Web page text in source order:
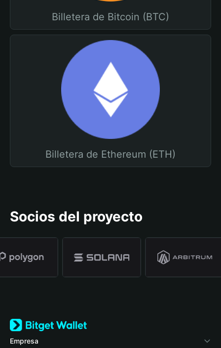
Billetera de Bitcoin (BTC)
Billetera de Ethereum (ETH)
Socios del proyecto
Empresa